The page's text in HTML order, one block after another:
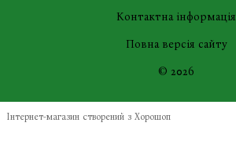
Контактна інформація
Повна версія сайту
© 2026
Інтернет-магазин створений з Хорошоп